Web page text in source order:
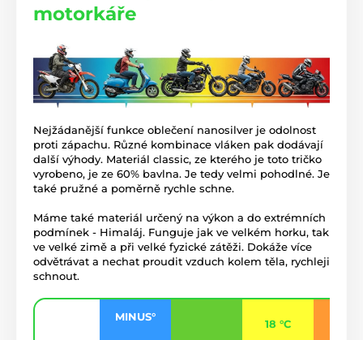
motorkáře
Nejžádanější funkce oblečení nanosilver je odolnost
proti zápachu. Různé kombinace vláken pak dodávají
další výhody. Materiál classic, ze kterého je toto tričko
vyrobeno, je ze 60% bavlna. Je tedy velmi pohodlné. Je
také pružné a poměrně rychle schne.
Máme také materiál určený na výkon a do extrémních
podmínek - Himaláj. Funguje jak ve velkém horku, tak
ve velké zimě a při velké fyzické zátěži. Dokáže více
odvětrávat a nechat proudit vzduch kolem těla, rychleji
schnout.
MINUS°
18 °C